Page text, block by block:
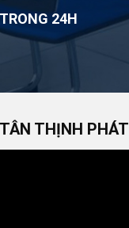
24H
THỊNH PHÁT